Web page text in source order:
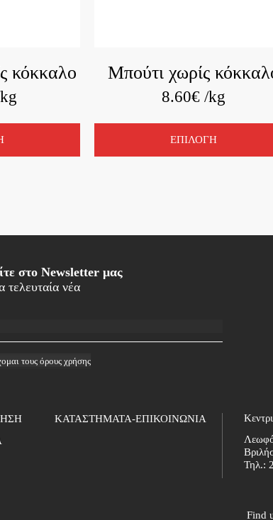
κόκκαλο Μπούτι χωρίς
8.60€ /kg
ΕΠΙΛΟΓΗ
στο Newsletter μας
τελευταία νέα
τους όρους χρήσης
ΚΑΤΑΣΤΗΜΑΤΑ-ΕΠΙΚΟΙΝΩΝΙΑ
Τηλ.:
Find